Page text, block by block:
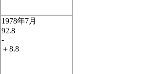
1978年7月
92.8
-
＋8.8